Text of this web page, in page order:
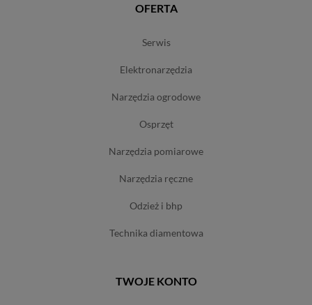
OFERTA
serwis
elektronarzędzia
narzędzia ogrodowe
osprzęt
narzędzia pomiarowe
narzędzia ręczne
odzież i bhp
technika diamentowa
TWOJE KONTO